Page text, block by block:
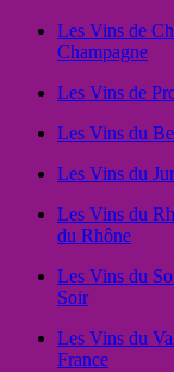
Les Vins de
Champagne
Les Vins de
Les Vins du
Les Vins du
Les Vins du
du Rhône
Les Vins du
Soir
Les Vins du
France